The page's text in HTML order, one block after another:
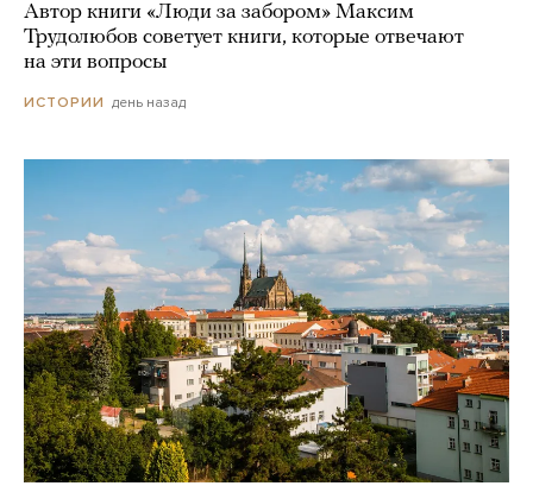
Автор книги «Люди за забором» Максим
Трудолюбов советует книги, которые отвечают
на эти вопросы
ИСТОРИИ день назад